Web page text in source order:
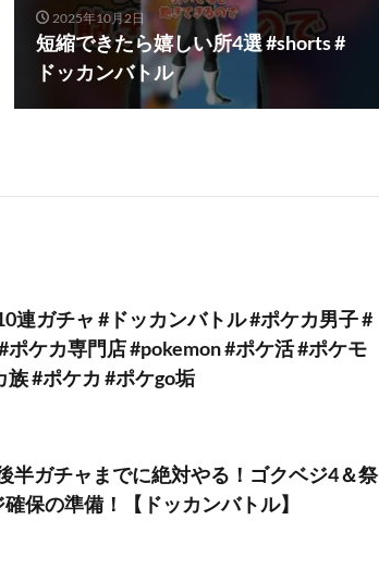
2025年10月2日
短縮できたら嬉しい所4選 #shorts #
ドッカンバトル
連ガチャ #ドッカンバトル #ポケカ男子 #
ポケカ専門店 #pokemon #ポケ活 #ポケモ
族 #ポケカ #ポケgo垢
半ガチャまでに絶対やる！ゴクベジ4＆祭
保の準備！【ドッカンバトル】